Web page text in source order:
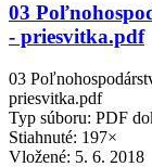
03
- priesvitka.pdf
03
priesvitka.pdf
Typ súboru: PDF
Stiahnuté: 197×
Vložené: 5. 6. 2018